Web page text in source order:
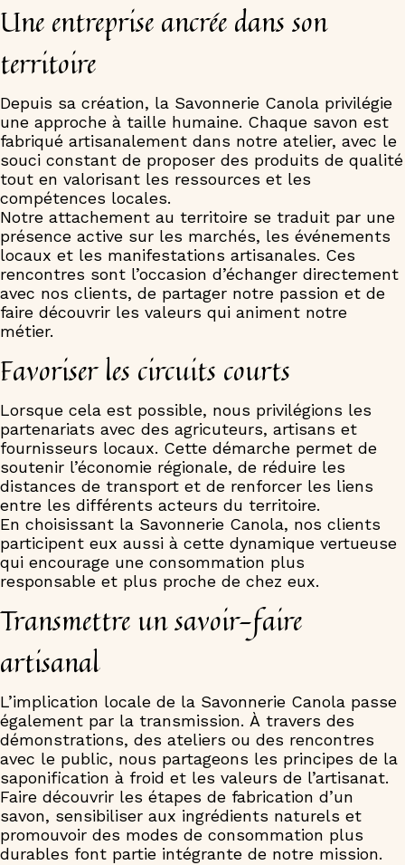
Une entreprise ancrée dans son
territoire
Depuis sa création, la Savonnerie Canola privilégie
une approche à taille humaine. Chaque savon est
fabriqué artisanalement dans notre atelier, avec le
souci constant de proposer des produits de qualité
tout en valorisant les ressources et les
compétences locales.
Notre attachement au territoire se traduit par une
présence active sur les marchés, les événements
locaux et les manifestations artisanales. Ces
rencontres sont l’occasion d’échanger directement
avec nos clients, de partager notre passion et de
faire découvrir les valeurs qui animent notre
métier.
Favoriser les circuits courts
Lorsque cela est possible, nous privilégions les
partenariats avec des agricuteurs, artisans et
fournisseurs locaux. Cette démarche permet de
soutenir l’économie régionale, de réduire les
distances de transport et de renforcer les liens
entre les différents acteurs du territoire.
En choisissant la Savonnerie Canola, nos clients
participent eux aussi à cette dynamique vertueuse
qui encourage une consommation plus
responsable et plus proche de chez eux.
Transmettre un savoir-faire
artisanal
L’implication locale de la Savonnerie Canola passe
également par la transmission. À travers des
démonstrations, des ateliers ou des rencontres
avec le public, nous partageons les principes de la
saponification à froid et les valeurs de l’artisanat.
Faire découvrir les étapes de fabrication d’un
savon, sensibiliser aux ingrédients naturels et
promouvoir des modes de consommation plus
durables font partie intégrante de notre mission.